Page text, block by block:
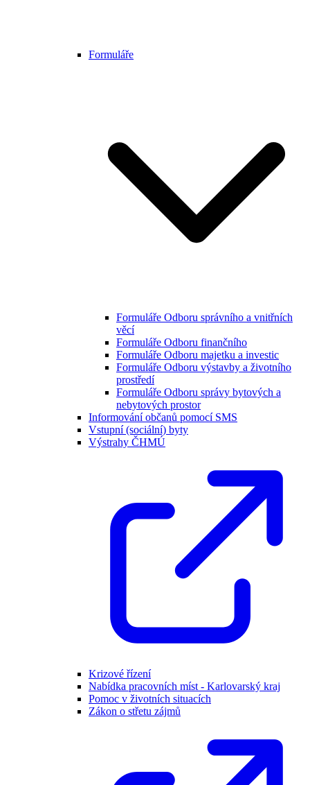
Formuláře
Formuláře Odboru správního a vnitřních
věcí
Formuláře Odboru finančního
Formuláře Odboru majetku a investic
Formuláře Odboru výstavby a životního
prostředí
Formuláře Odboru správy bytových a
nebytových prostor
Informování občanů pomocí SMS
Vstupní (sociální) byty
Výstrahy ČHMÚ
Krizové řízení
Nabídka pracovních míst - Karlovarský kraj
Pomoc v životních situacích
Zákon o střetu zájmů